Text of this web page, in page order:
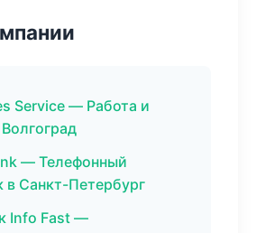
Service — Работа и
— Телефонный
в Санкт-Петербург
Info Fast —